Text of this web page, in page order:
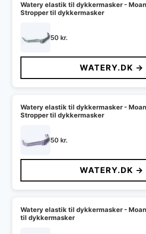
Watery elastik til dykkermasker -
Stropper til dykkermasker
50 kr.
WATERY.DK →
Watery elastik til dykkermasker -
Stropper til dykkermasker
50 kr.
WATERY.DK →
Watery elastik til dykkermasker -
til dykkermasker